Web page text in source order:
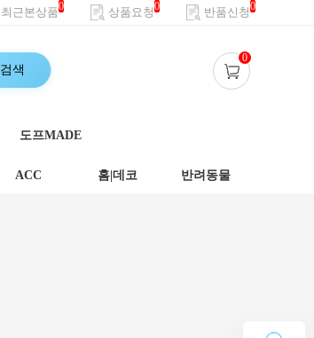
최근본상품0 상품요청0 반품신청0
검색
0
도프MADE
ACC 홈|데코 반려동물